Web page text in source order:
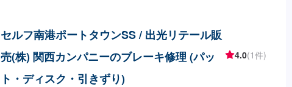
セルフ南港ポートタウンSS / 出光リテール販
売(株) 関西カンパニーのブレーキ修理 (パッ
ト・ディスク・引きずり)
4.0(1件)